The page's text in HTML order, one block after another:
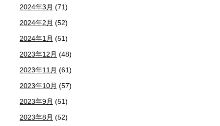
2024年3月 (71)
2024年2月 (52)
2024年1月 (51)
2023年12月 (48)
2023年11月 (61)
2023年10月 (57)
2023年9月 (51)
2023年8月 (52)